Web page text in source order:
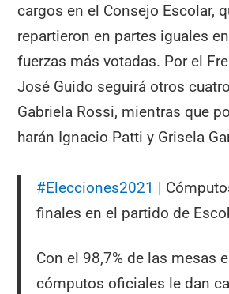
cargos en el Consejo Escolar,
repartieron en partes iguales
fuerzas más votadas. Por el
José Guido seguirá otros
Gabriela Rossi, mientras que
harán Ignacio Patti y Grisela
#Elecciones2021 |
finales en el partido de
Con el 98,7% de las mesas
cómputos oficiales le dan